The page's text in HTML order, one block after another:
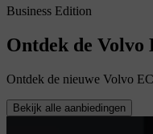
Business Edition
Ontdek de Volvo
Ontdek de nieuwe Volvo
Bekijk alle aanbiedingen